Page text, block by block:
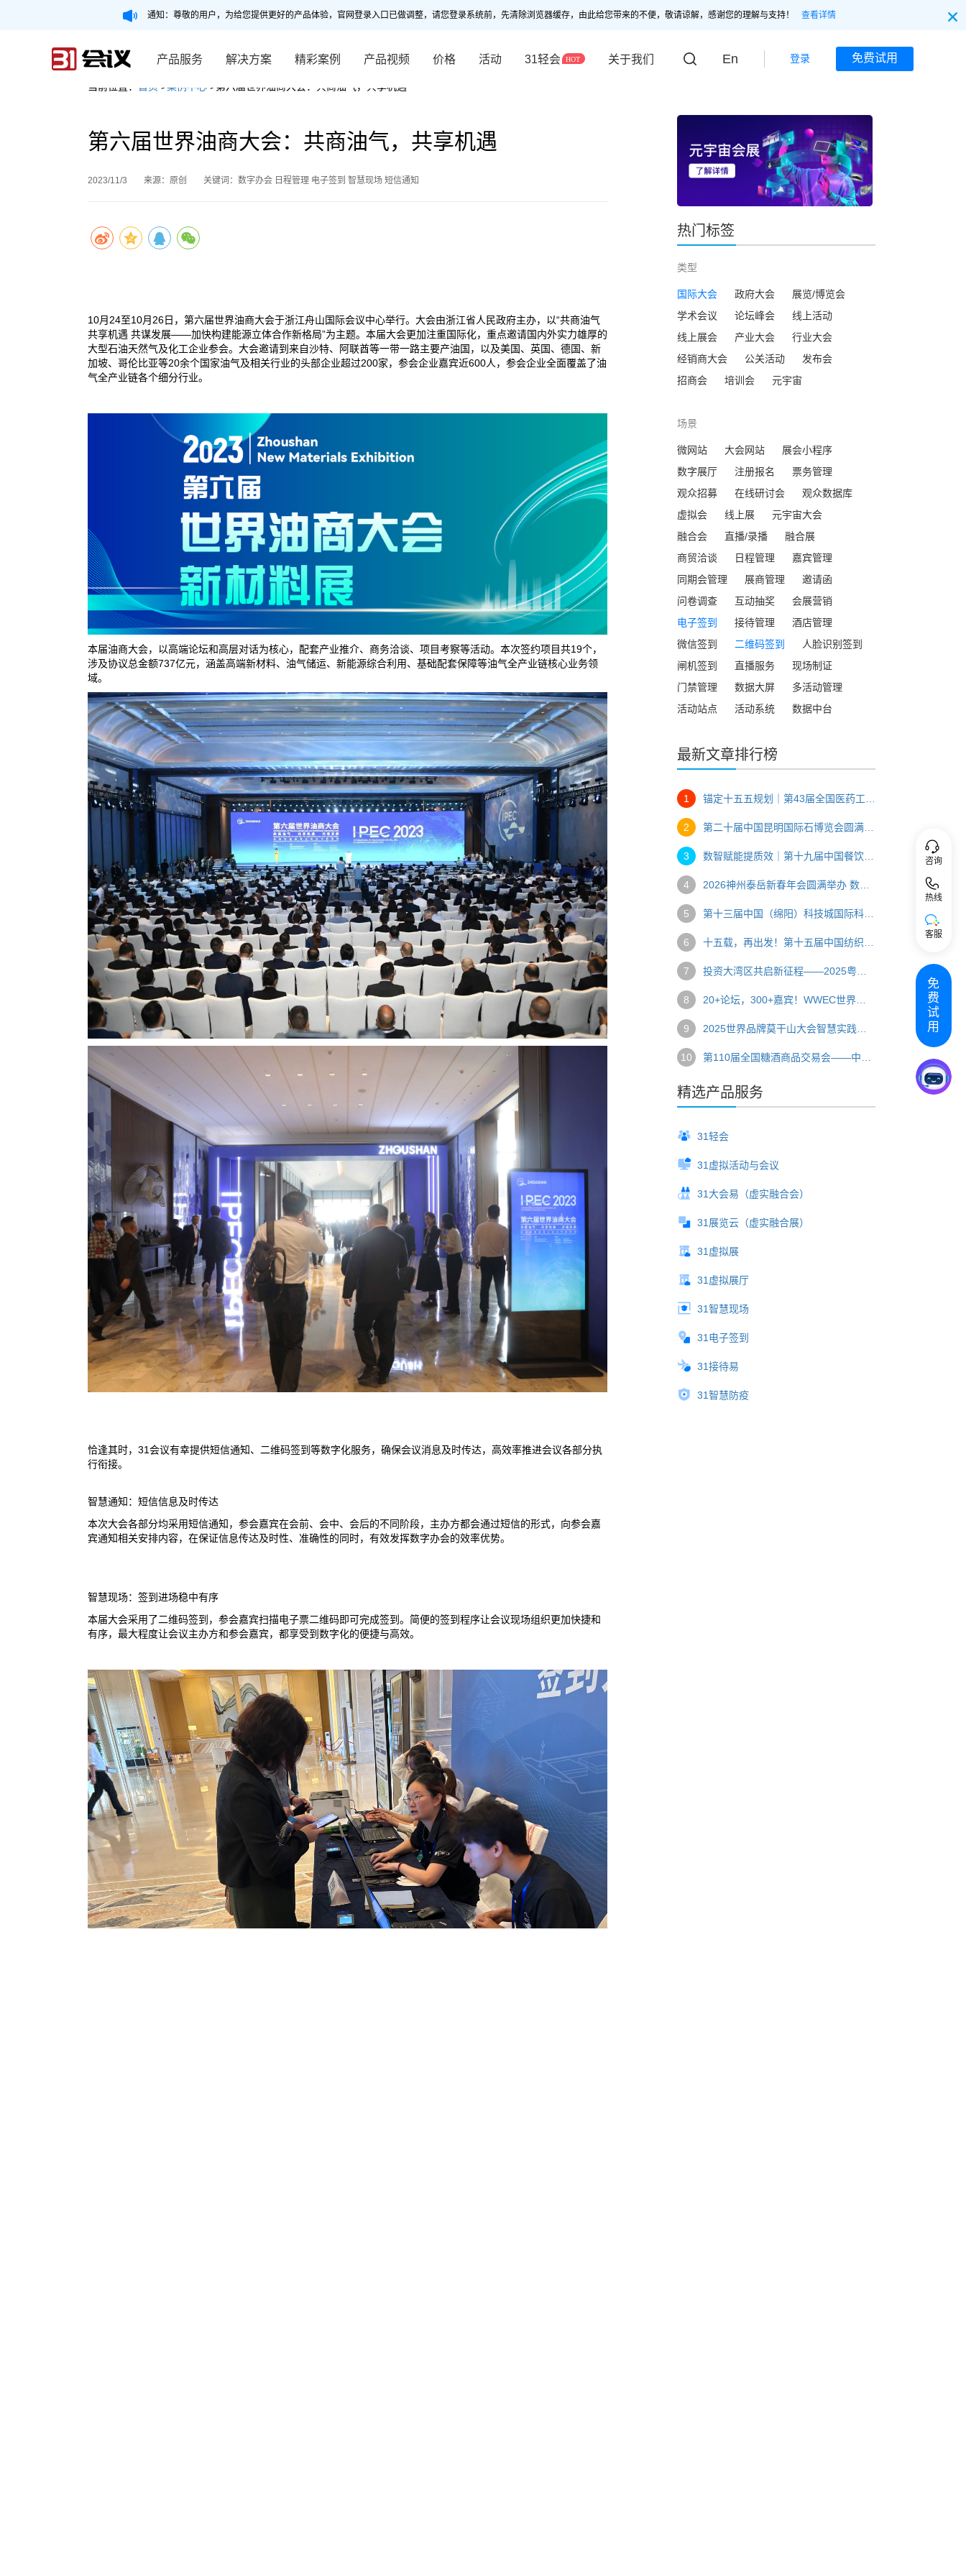
通知：尊敬的用户，为给您提供更好的产品体验，官网登录入口已做调整，请您登录系统前，先清除浏览器缓存，由此给您带来的不便，敬请谅解，感谢您的理解与支持！ 查看详情
产品服务 解决方案 精彩案例 产品视频 价格 活动 31轻会 关于我们 En 登录 免费试用
当前位置： 首页 >案例中心 >第六届世界油商大会：共商油气，共享机遇
第六届世界油商大会：共商油气，共享机遇
2023/11/3 来源：原创 关键词：数字办会 日程管理 电子签到 智慧现场 短信通知
10月24至10月26日，第六届世界油商大会于浙江舟山国际会议中心举行。大会由浙江省人民政府主办，以“共商油气
共享机遇 共谋发展——加快构建能源立体合作新格局”为主题。本届大会更加注重国际化，重点邀请国内外实力雄厚的
大型石油天然气及化工企业参会。大会邀请到来自沙特、阿联酋等一带一路主要产油国，以及美国、英国、德国、新
加坡、哥伦比亚等20余个国家油气及相关行业的头部企业超过200家，参会企业嘉宾近600人，参会企业全面覆盖了油
气全产业链各个细分行业。
本届油商大会，以高端论坛和高层对话为核心，配套产业推介、商务洽谈、项目考察等活动。本次签约项目共19个，
涉及协议总金额737亿元，涵盖高端新材料、油气储运、新能源综合利用、基础配套保障等油气全产业链核心业务领
域。
恰逢其时，31会议有幸提供短信通知、二维码签到等数字化服务，确保会议消息及时传达，高效率推进会议各部分执
行衔接。
智慧通知：短信信息及时传达
本次大会各部分均采用短信通知，参会嘉宾在会前、会中、会后的不同阶段，主办方都会通过短信的形式，向参会嘉
宾通知相关安排内容，在保证信息传达及时性、准确性的同时，有效发挥数字办会的效率优势。
智慧现场：签到进场稳中有序
本届大会采用了二维码签到，参会嘉宾扫描电子票二维码即可完成签到。简便的签到程序让会议现场组织更加快捷和
有序，最大程度让会议主办方和参会嘉宾，都享受到数字化的便捷与高效。
热门标签
类型
国际大会 政府大会
展览/博览会
学术会议
论坛峰会
线上活动
线上展会
产业大会
行业大会
经销商大会
公关活动
发布会
招商会
培训会 元宇宙
场景
微网站 大会网站
展会小程序
数字展厅
注册报名
票务管理
观众招募
在线研讨会
观众数据库
虚拟会
线上展
元宇宙大会
融合会
直播/录播
融合展
商贸洽谈
日程管理
嘉宾管理
同期会管理
展商管理
邀请函
问卷调查
互动抽奖
会展营销
电子签到
接待管理
酒店管理
微信签到
二维码签到
人脸识别签到
闸机签到
直播服务
现场制证
门禁管理
数据大屏
多活动管理
活动站点
活动系统 数据中台
最新文章排行榜
1
2
3
4
5
6
7
8
9
10
精选产品服务
31轻会
31虚拟活动与会议
31大会易（虚实融合会）
31展览云（虚实融合展）
31虚拟展
31虚拟展厅
31智慧现场
31电子签到
31接待易
31智慧防疫
咨询
热线
客服
免
费
试
用